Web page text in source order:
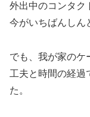
外出中のコンタク
今がいちばんしん
でも、我が家のケ
工夫と時間の経過
た。